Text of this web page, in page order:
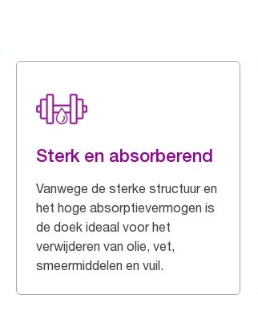
Sterk en absorberend
Vanwege de sterke structuur en
het hoge absorptievermogen is
de doek ideaal voor het
verwijderen van olie, vet,
smeermiddelen en vuil.